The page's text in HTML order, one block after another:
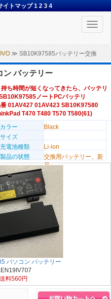
イトマップ 1 2 3 4
Toggle
≫ SB10K97585バッテリー交換
ン バッテリー
ち時間が短くなってきたら、バッテリ
ノートPCバッテリ
01AV427 01AV423 SB10K97580
T470 T480 T570 T580(61)
カラー
Black
サイズ
充電池種類
Li-ion
製品の状態
交換用バッテリー、新
品
パソコン バッテリー
送料560円